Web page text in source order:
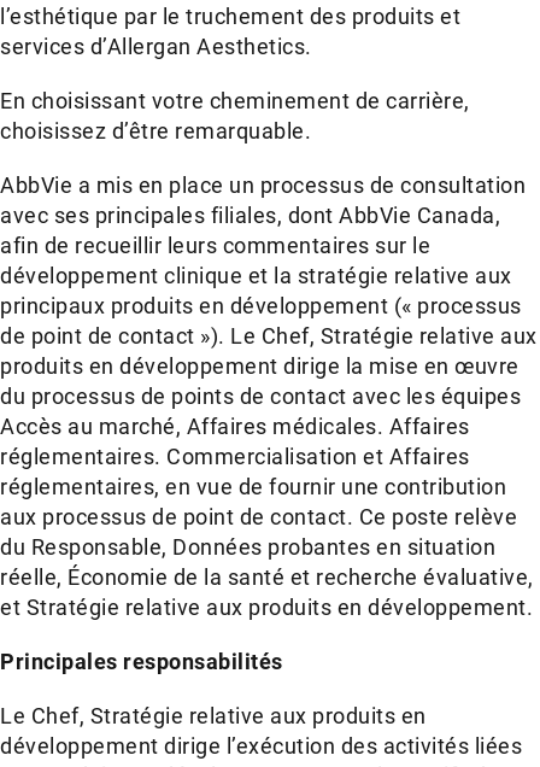
l’esthétique par le truchement des produits et
services d’Allergan Aesthetics.
En choisissant votre cheminement de carrière,
choisissez d’être remarquable.
AbbVie a mis en place un processus de consultation
avec ses principales filiales, dont AbbVie Canada,
afin de recueillir leurs commentaires sur le
développement clinique et la stratégie relative aux
principaux produits en développement (« processus
de point de contact »). Le Chef, Stratégie relative aux
produits en développement dirige la mise en œuvre
du processus de points de contact avec les équipes
Accès au marché, Affaires médicales. Affaires
réglementaires. Commercialisation et Affaires
réglementaires, en vue de fournir une contribution
aux processus de point de contact. Ce poste relève
du Responsable, Données probantes en situation
réelle, Économie de la santé et recherche évaluative,
et Stratégie relative aux produits en développement.
Principales responsabilités
Le Chef, Stratégie relative aux produits en
développement dirige l’exécution des activités liées